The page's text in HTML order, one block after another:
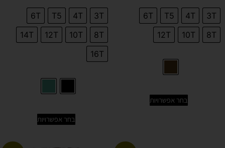
3T
4T
T5
6T
8T
10T
12T
בחר אפשרויות
3T
4T
T5
6T
8T
10T
12T
14T
16T
בחר אפשרויות